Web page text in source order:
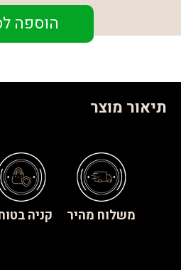
הוספה
תיאור מוצר
משלוח מהיר קניה